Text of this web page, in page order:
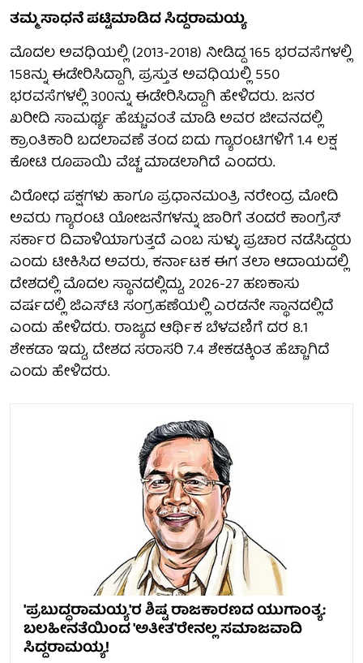
ತಮ್ಮ ಸಾಧನೆ ಪಟ್ಟಿಮಾಡಿದ ಸಿದ್ದರಾಮಯ್ಯ
ಮೊದಲ ಅವಧಿಯಲ್ಲಿ (2013-2018) ನೀಡಿದ್ದ 165 ಭರವಸೆಗಳಲ್ಲಿ
158ನ್ನು ಈಡೇರಿಸಿದ್ದಾಗಿ, ಪ್ರಸ್ತುತ ಅವಧಿಯಲ್ಲಿ 550
ಭರವಸೆಗಳಲ್ಲಿ 300ನ್ನು ಈಡೇರಿಸಿದ್ದಾಗಿ ಹೇಳಿದರು. ಜನರ
ಖರೀದಿ ಸಾಮರ್ಥ್ಯ ಹೆಚ್ಚುವಂತೆ ಮಾಡಿ ಅವರ ಜೀವನದಲ್ಲಿ
ಕ್ರಾಂತಿಕಾರಿ ಬದಲಾವಣೆ ತಂದ ಐದು ಗ್ಯಾರಂಟಿಗಳಿಗೆ 1.4 ಲಕ್ಷ
ಕೋಟಿ ರೂಪಾಯಿ ವೆಚ್ಚ ಮಾಡಲಾಗಿದೆ ಎಂದರು.
ವಿರೋಧ ಪಕ್ಷಗಳು ಹಾಗೂ ಪ್ರಧಾನಮಂತ್ರಿ ನರೇಂದ್ರ ಮೋದಿ
ಅವರು ಗ್ಯಾರಂಟಿ ಯೋಜನೆಗಳನ್ನು ಜಾರಿಗೆ ತಂದರೆ ಕಾಂಗ್ರೆಸ್
ಸರ್ಕಾರ ದಿವಾಳಿಯಾಗುತ್ತದೆ ಎಂಬ ಸುಳ್ಳು ಪ್ರಚಾರ ನಡೆಸಿದ್ದರು
ಎಂದು ಟೀಕಿಸಿದ ಅವರು, ಕರ್ನಾಟಕ ಈಗ ತಲಾ ಆದಾಯದಲ್ಲಿ
ದೇಶದಲ್ಲಿ ಮೊದಲ ಸ್ಥಾನದಲ್ಲಿದ್ದು, 2026-27 ಹಣಕಾಸು
ವರ್ಷದಲ್ಲಿ ಜಿಎಸ್‌ಟಿ ಸಂಗ್ರಹಣೆಯಲ್ಲಿ ಎರಡನೇ ಸ್ಥಾನದಲ್ಲಿದೆ
ಎಂದು ಹೇಳಿದರು. ರಾಜ್ಯದ ಆರ್ಥಿಕ ಬೆಳವಣಿಗೆ ದರ 8.1
ಶೇಕಡಾ ಇದ್ದು, ದೇಶದ ಸರಾಸರಿ 7.4 ಶೇಕಡಕ್ಕಿಂತ ಹೆಚ್ಚಾಗಿದೆ
ಎಂದು ಹೇಳಿದರು.
'ಪ್ರಬುದ್ಧರಾಮಯ್ಯ'ರ ಶಿಷ್ಟ ರಾಜಕಾರಣದ ಯುಗಾಂತ್ಯ:
ಬಲಹೀನತೆಯಿಂದ 'ಅತೀತ'ರೇನಲ್ಲ ಸಮಾಜವಾದಿ
ಸಿದ್ದರಾಮಯ್ಯ!